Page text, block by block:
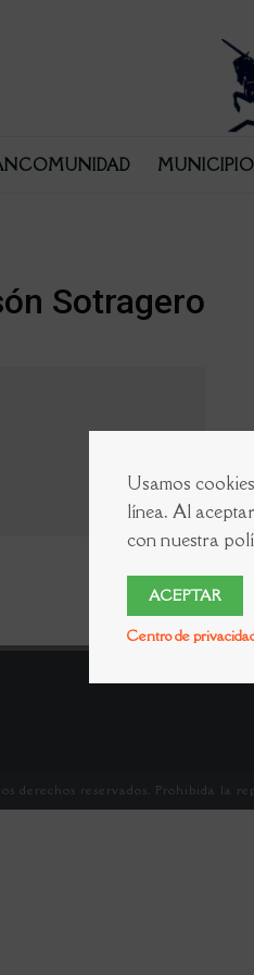
Sotragero
derechos reservados. Prohibida la
Usamos
línea. Al
con nuestra
ACEPTAR
Centro de